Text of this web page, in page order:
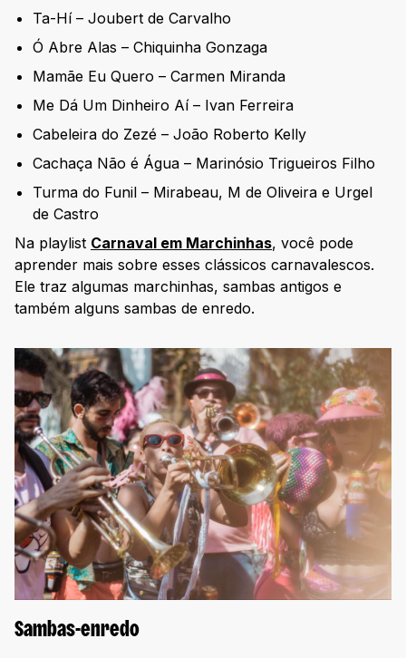
Ta-Hí – Joubert de Carvalho
Ó Abre Alas – Chiquinha Gonzaga
Mamãe Eu Quero – Carmen Miranda
Me Dá Um Dinheiro Aí – Ivan Ferreira
Cabeleira do Zezé – João Roberto Kelly
Cachaça Não é Água – Marinósio Trigueiros Filho
Turma do Funil – Mirabeau, M de Oliveira e Urgel
de Castro
Na playlist Carnaval em Marchinhas, você pode
aprender mais sobre esses clássicos carnavalescos.
Ele traz algumas marchinhas, sambas antigos e
também alguns sambas de enredo.
Sambas-enredo